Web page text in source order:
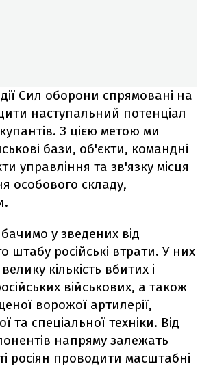
Сил оборони спрямовані на
наступальний потенціал
З цією метою ми
бази, об'єкти, командні
управління та зв'язку місця
особового складу,
у зведених від
штабу російські втрати. У них
кількість вбитих і
військових, а також
ворожої артилерії,
та спеціальної техніки. Від
напряму залежать
росіян проводити масштабні